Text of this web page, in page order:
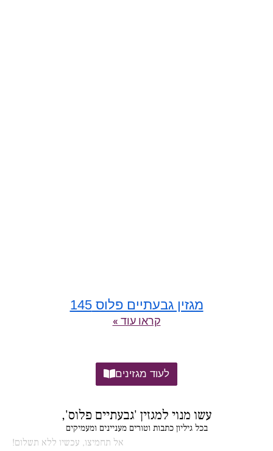
מגזין גבעתיים פלוס 145
קראו עוד »
לעוד מגזינים
עשו מנוי למגזין 'גבעתיים פלוס',
בכל גיליון כתבות וטורים מעניינים ומעמיקים
אל תחמיצו, עכשיו ללא תשלום!